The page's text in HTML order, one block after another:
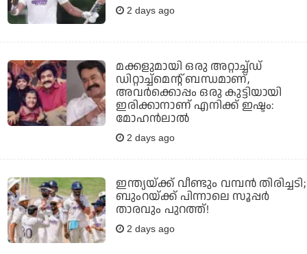
2 days ago
മക്കളുമായി ഒരു അറ്റാച്ച്ഡ്
ഡിറ്റാച്ച്മെന്റ് ബന്ധമാണ്,
അവർക്കൊപ്പം ഒരു കുട്ടിയായി
ഇരിക്കാനാണ് എനിക്ക് ഇഷ്ടം:
മോഹൻലാൽ
2 days ago
ഇന്ത്യയ്ക്ക് വീണ്ടും വമ്പന്‍ തിരിച്ചടി;
ബുംറയ്ക്ക് പിന്നാലെ സൂപ്പര്‍
താരവും പുറത്ത്!
2 days ago